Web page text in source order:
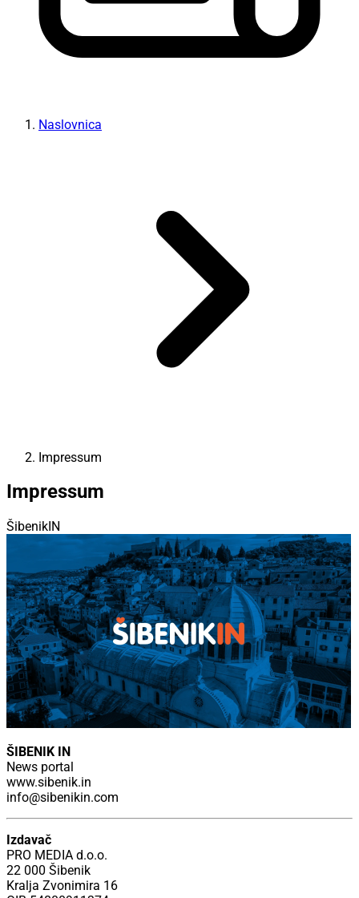
Naslovnica
Impressum
Impressum
ŠibenikIN
ŠIBENIK IN
News portal
www.sibenik.in
info@sibenikin.com
Izdavač
PRO MEDIA d.o.o.
22 000 Šibenik
Kralja Zvonimira 16